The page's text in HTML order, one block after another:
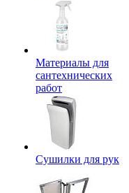
Материалы для
сантехнических
работ
Сушилки для рук